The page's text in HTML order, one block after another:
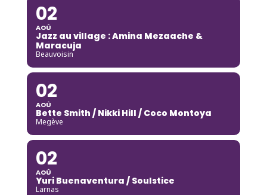
02
AOÛ
Jazz au village : Amina Mezaache &
Maracuja
Beauvoisin
02
AOÛ
Bette Smith / Nikki Hill / Coco Montoya
Megève
02
AOÛ
Yuri Buenaventura / Soulstice
Larnas